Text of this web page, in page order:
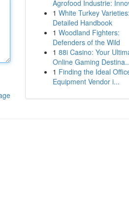
Agrofood Industrie:
1 White Turkey
Detailed Handbook
1 Woodland Fighters:
Defenders of the Wild
1 88i Casino: Your
Online Gaming
1 Finding the Ideal
Equipment Vendor i...